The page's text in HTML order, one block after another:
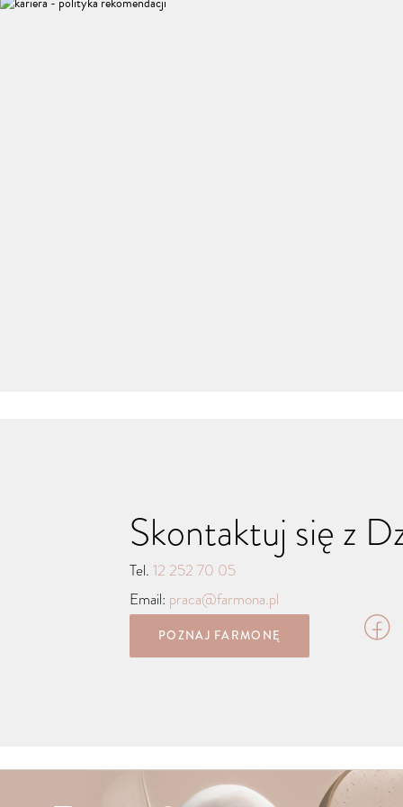
Skontaktuj się z
Tel.12 252 70 05
Email: praca@farmona.pl
POZNAJ FARMONĘ